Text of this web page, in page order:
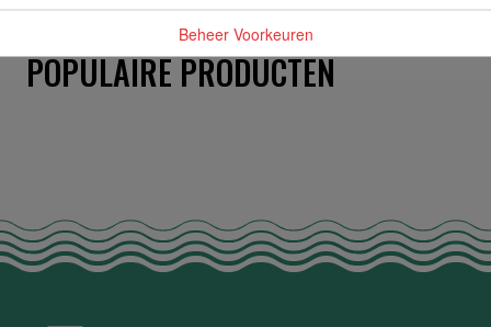
POPULAIRE PRODUCTEN
Beheer Voorkeuren